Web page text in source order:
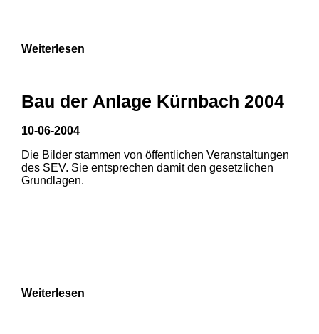
1 2
3 4 5
9
Weiterlesen
Bau der Anlage Kürnbach 2004
10-06-2004
Die Bilder stammen von öffentlichen Veranstaltungen
des SEV. Sie entsprechen damit den gesetzlichen
Grundlagen.
Weiterlesen